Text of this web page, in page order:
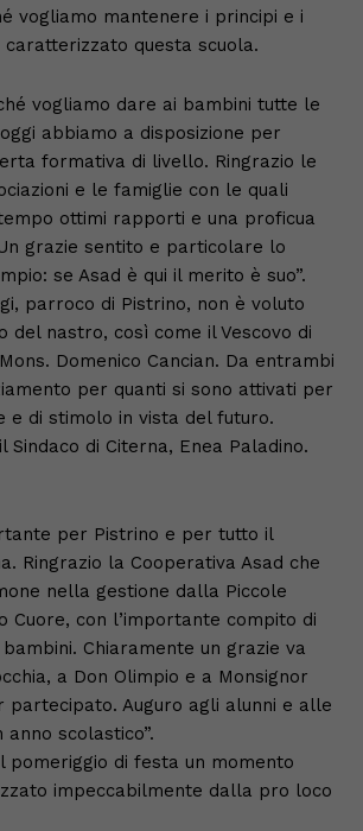
vogliamo mantenere i principi e i
questa scuola.
vogliamo dare ai bambini tutte le
abbiamo a disposizione per
formativa di livello. Ringrazio le
e le famiglie con le quali
ottimi rapporti e una proficua
grazie sentito e particolare lo
se Asad è qui il merito è suo”.
parroco di Pistrino, non è voluto
del nastro, così come il Vescovo di
Domenico Cancian. Da entrambi
per quanti si sono attivati per
e di stimolo in vista del futuro.
Sindaco di Citerna, Enea Paladino.
per Pistrino e per tutto il
Ringrazio la Cooperativa Asad che
nella gestione dalla Piccole
Cuore, con l’importante compito di
Chiaramente un grazie va
a Don Olimpio e a Monsignor
partecipato. Auguro agli alunni e alle
scolastico”.
pomeriggio di festa un momento
impeccabilmente dalla pro loco